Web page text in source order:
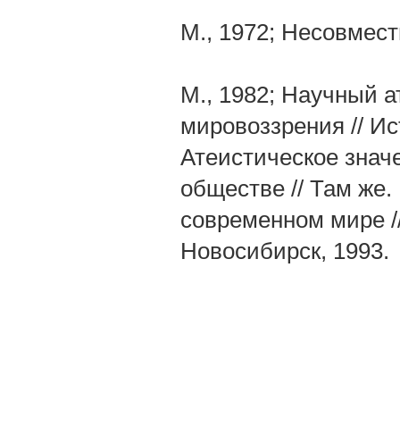
М., 1972;
М., 1982; Научный
мировоззрения //
Атеистическое
обществе // Там же.
современном мире
Новосибирск, 1993.